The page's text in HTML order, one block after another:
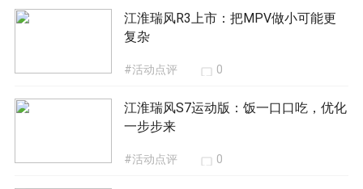
江淮瑞风R3上市：把MPV做小可能更
复杂
#活动点评 0
江淮瑞风S7运动版：饭一口口吃，优化
一步步来
#活动点评 0